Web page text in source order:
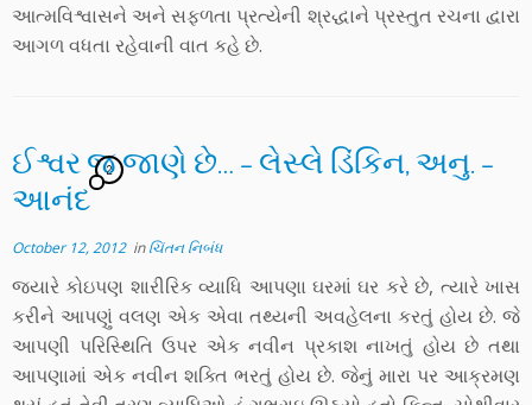
આત્મવિશ્વાસને અને સફળતા પ્રત્યેની શ્રદ્ધાને પ્રસ્તુત રચના દ્વારા
આગળ વધતા રહેવાની વાત કહે છે.
ઈશ્વર જ જાણે છે… – લેસ્લે ડિંકિન, અનુ. –
આનંદ
2
October 12, 2012inચિંતન નિબંધ
જ્યારે કોઇપણ શારીરિક વ્યાધિ આપણા ઘરમાં ઘર કરે છે, ત્યારે ખાસ
કરીને આપણું વલણ એક એવા તથ્યની અવહેલના કરતું હોય છે. જે
આપણી પરિસ્થિતિ ઉપર એક નવીન પ્રકાશ નાખતું હોય છે તથા
આપણામાં એક નવીન શક્તિ ભરતું હોય છે. જેનું મારા પર આક્રમણ